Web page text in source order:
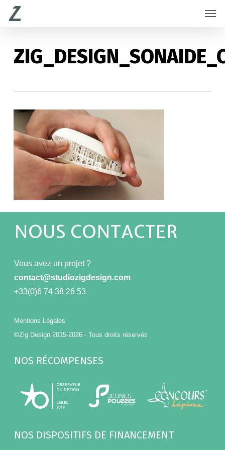
Skip
content
NOUS CONTACTER
Vous avez un projet ?
contact@studiozigdesign.com
+33(0)6 74 38 26 53
Mentions Légales
©Zig Design 2015-2026 - Tous droits réservés
NOS RÉCOMPENSES
NOS DISPOSITIFS DE FINANCEMENT